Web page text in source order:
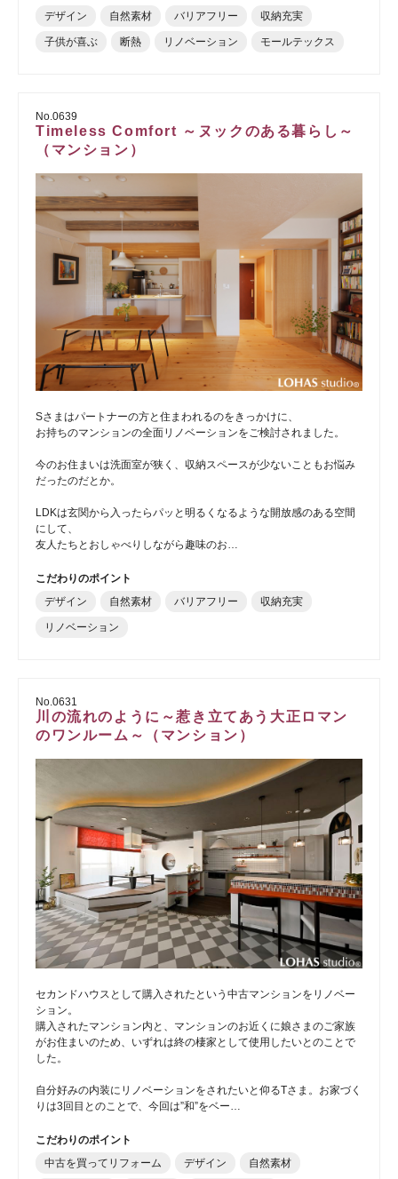
デザイン 自然素材 バリアフリー 収納充実
子供が喜ぶ 断熱 リノベーション モールテックス
No.0639
Timeless Comfort ～ヌックのある暮らし～
（マンション）
Sさまはパートナーの方と住まわれるのをきっかけに、
お持ちのマンションの全面リノベーションをご検討されました。
今のお住まいは洗面室が狭く、収納スペースが少ないこともお悩み
だったのだとか。
LDKは玄関から入ったらパッと明るくなるような開放感のある空間
にして、
友人たちとおしゃべりしながら趣味のお…
こだわりのポイント
デザイン
自然素材 バリアフリー 収納充実
リノベーション
No.0631
川の流れのように～惹き立てあう大正ロマン
のワンルーム～（マンション）
セカンドハウスとして購入されたという中古マンションをリノベー
ション。
購入されたマンション内と、マンションのお近くに娘さまのご家族
がお住まいのため、いずれは終の棲家として使用したいとのことで
した。
自分好みの内装にリノベーションをされたいと仰るTさま。お家づく
りは3回目とのことで、今回は”和”をベー…
こだわりのポイント
中古を買ってリフォーム
デザイン 自然素材